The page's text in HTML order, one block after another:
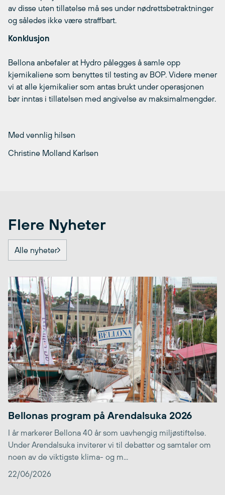
av disse uten tillatelse må ses under nødrettsbetraktninger
og således ikke være straffbart.
Konklusjon
Bellona anbefaler at Hydro pålegges å samle opp
kjemikaliene som benyttes til testing av BOP. Videre mener
vi at alle kjemikalier som antas brukt under operasjonen
bør inntas i tillatelsen med angivelse av maksimalmengder.
Med vennlig hilsen
Christine Molland Karlsen
Flere Nyheter
Alle nyheter
Bellonas program på Arendalsuka 2026
I år markerer Bellona 40 år som uavhengig miljøstiftelse.
Under Arendalsuka inviterer vi til debatter og samtaler om
noen av de viktigste klima- og m...
22/06/2026